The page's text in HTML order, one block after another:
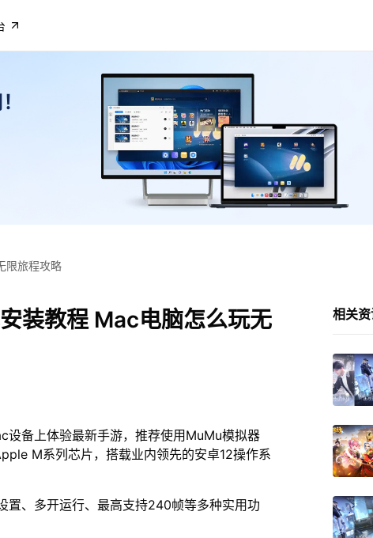
限旅程攻略
装教程 Mac电脑怎么玩无
备上体验最新手游，推荐使用MuMu模拟器
M系列芯片，搭载业内领先的安卓12操作系
置、多开运行、最高支持240帧等多种实用功
相关